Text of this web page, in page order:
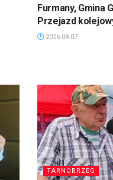
Furmany, Gmina
Przejazd
2026-08-07
TARNOBRZEG